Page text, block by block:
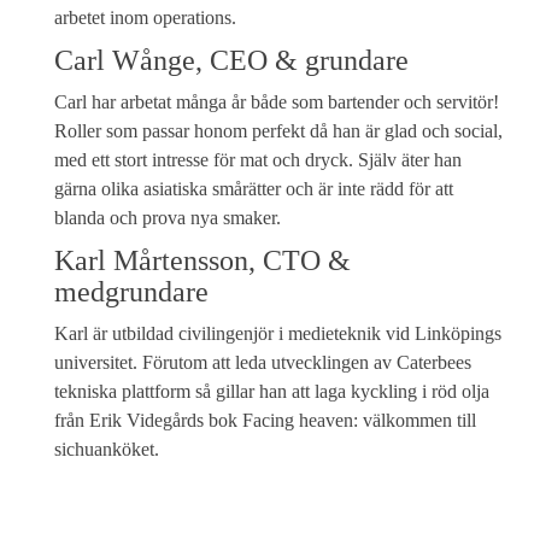
arbetet inom operations.
Carl Wånge, CEO & grundare
Carl har arbetat många år både som bartender och servitör!
Roller som passar honom perfekt då han är glad och social,
med ett stort intresse för mat och dryck. Själv äter han
gärna olika asiatiska smårätter och är inte rädd för att
blanda och prova nya smaker.
Karl Mårtensson, CTO &
medgrundare
Karl är utbildad civilingenjör i medieteknik vid Linköpings
universitet. Förutom att leda utvecklingen av Caterbees
tekniska plattform så gillar han att laga kyckling i röd olja
från Erik Videgårds bok Facing heaven: välkommen till
sichuanköket.